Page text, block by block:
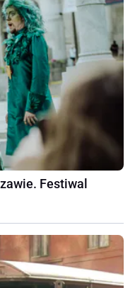
Festiwal